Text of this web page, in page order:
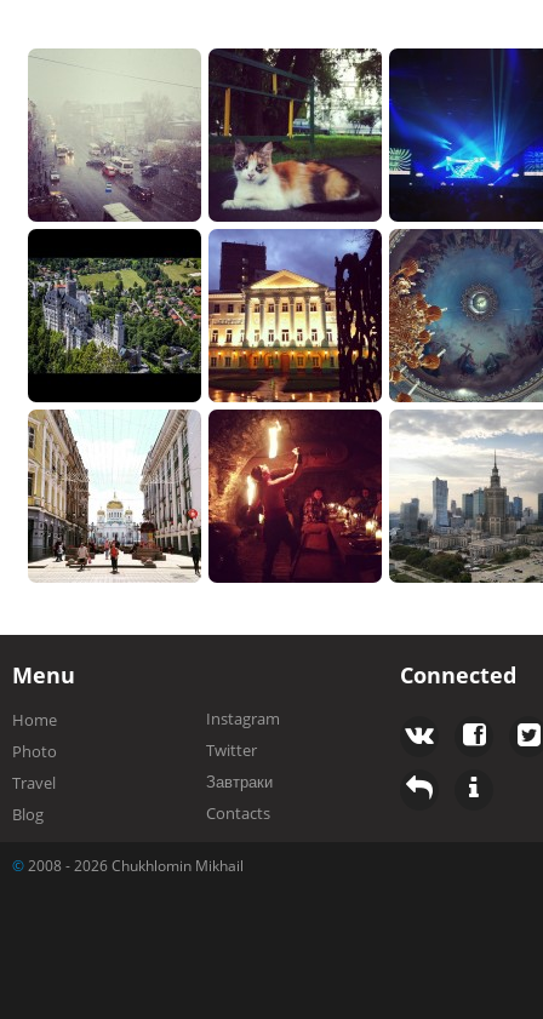
Menu
Home
Photo
Travel
Blog
Instagram
Twitter
Завтраки
Contacts
Connected
© 2008 - 2026 Chukhlomin Mikhail